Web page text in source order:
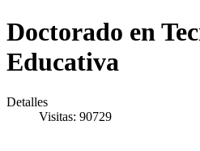
Doctorado en
Educativa
Detalles
Visitas: 90729